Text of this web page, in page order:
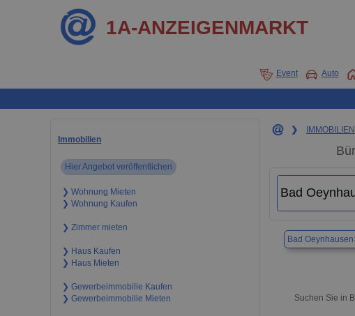
1A-ANZEIGENMARKT
Event Auto
Immobilien
Hier Angebot veröffentlichen
❯ Wohnung Mieten
❯ Wohnung Kaufen
❯ Zimmer mieten
❯ Haus Kaufen
❯ Haus Mieten
❯ Gewerbeimmobilie Kaufen
❯ Gewerbeimmobilie Mieten
❯ IMMOBILIEN
Bad Oeynhausen
Suchen Sie in